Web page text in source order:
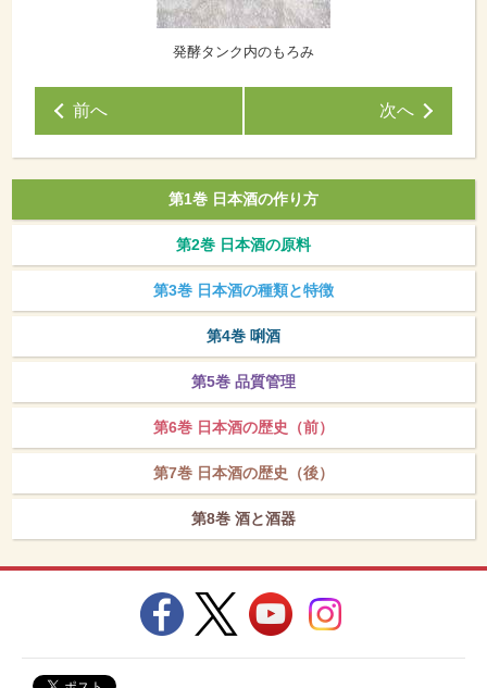
発酵タンク内のもろみ
前へ 次へ
第1巻 日本酒の作り方
第2巻 日本酒の原料
第3巻 日本酒の種類と特徴
第4巻 唎酒
第5巻 品質管理
第6巻 日本酒の歴史（前）
第7巻 日本酒の歴史（後）
第8巻 酒と酒器